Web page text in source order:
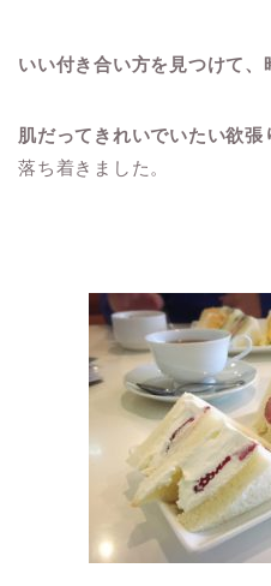
いい付き合い方を見つけて
肌だってきれいでいたい欲張
落ち着きました。